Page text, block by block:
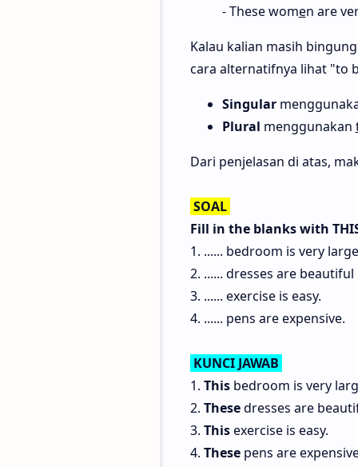
- These women are
Kalau kalian masih
cara alternatifnya lihat "to
Singular
Plural menggunakan
Dari penjelasan di atas,
SOAL
Fill in the blanks with THIS
1. ...... bedroom is very large
2. ...... dresses are beautiful
3. ...... exercise is easy.
4. ...... pens are expensive.​
KUNCI JAWAB
1. This bedroom is very
2. Thesedresses are
3. Thisexercise is easy.
4. These pens are